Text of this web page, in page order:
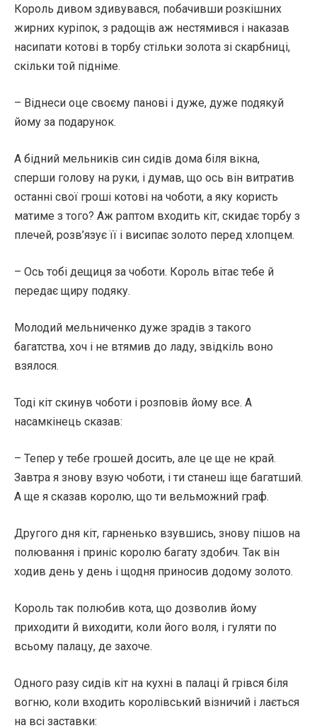
Король дивом здивувався, побачивши розкішних
жирних куріпок, з радощів аж нестямився і наказав
насипати котові в торбу стільки золота зі скарбниці,
скільки той підніме.
– Віднеси оце своєму панові і дуже, дуже подякуй
йому за подарунок.
А бідний мельників син сидів дома біля вікна,
сперши голову на руки, і думав, що ось він витратив
останні свої гроші котові на чоботи, а яку користь
матиме з того? Аж раптом входить кіт, скидає торбу з
плечей, розв’язує її і висипає золото перед хлопцем.
– Ось тобі дещиця за чоботи. Король вітає тебе й
передає щиру подяку.
Молодий мельниченко дуже зрадів з такого
багатства, хоч і не втямив до ладу, звідкіль воно
взялося.
Тоді кіт скинув чоботи і розповів йому все. А
насамкінець сказав:
– Тепер у тебе грошей досить, але це ще не край.
Завтра я знову взую чоботи, і ти станеш іще багатший.
А ще я сказав королю, що ти вельможний граф.
Другого дня кіт, гарненько взувшись, знову пішов на
полювання і приніс королю багату здобич. Так він
ходив день у день і щодня приносив додому золото.
Король так полюбив кота, що дозволив йому
приходити й виходити, коли його воля, і гуляти по
всьому палацу, де захоче.
Одного разу сидів кіт на кухні в палаці й грівся біля
вогню, коли входить королівський візничий і лається
на всі заставки: